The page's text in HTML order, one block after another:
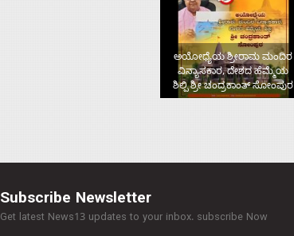
ಅಯೋಧ್ಯೆಯ ಶ್ರೀರಾಮ ಮಂದಿರ
ವಿನ್ಯಾಸಕಾರ, ದೇಶದ ಹೆಮ್ಮೆಯ
ಶಿಲ್ಪಿ ಶ್ರೀ ಚಂದ್ರಕಾಂತ್‌ ಸೋಂಪುರ
Subscribe Newsletter
Get latest News13 updates to your inbox. subscribe Now